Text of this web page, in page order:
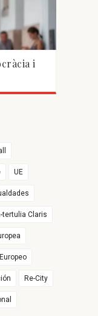
i
UE
tertulia Claris
Re-City